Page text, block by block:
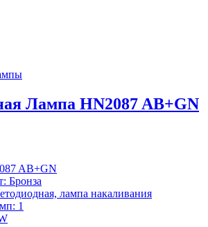
Лампа HN2087 AB+GN
AB+GN
Бронза
лампа накаливания
1